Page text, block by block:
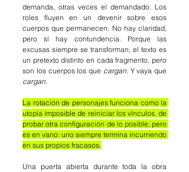
demanda, otras veces el demandado. Los
roles fluyen en un devenir sobre esos
cuerpos que permanecen. No hay claridad,
pero sí hay contundencia. Porque las
excusas siempre se transforman, el texto es
un pretexto distinto en cada fragmento, pero
son los cuerpos los que cargan
cargan.
La rotación de personajes funciona como la
utopía imposible de reiniciar los vínculos, de
probar otra configuración de lo posible, pero
es en vano: uno siempre termina incurriendo
en sus propios fracasos.
Una puerta abierta durante toda la obra